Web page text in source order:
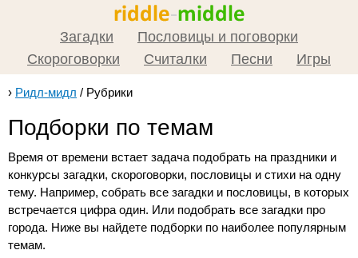
Загадки
Пословицы и поговорки
Скороговорки
Считалки Песни Игры
› Ридл-мидл / Рубрики
Подборки по темам
Время от времени встает задача подобрать на праздники и
конкурсы загадки, скороговорки, пословицы и стихи на одну
тему. Например, собрать все загадки и пословицы, в которых
встречается цифра один. Или подобрать все загадки про
города. Ниже вы найдете подборки по наиболее популярным
темам.